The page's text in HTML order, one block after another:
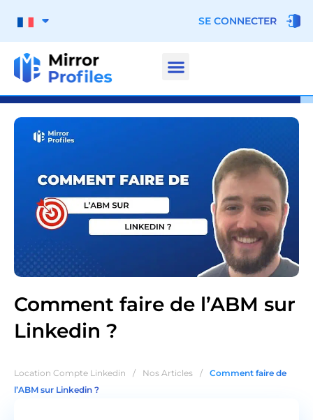
SE CONNECTER
Comment faire de l’ABM sur
Linkedin ?
Location Compte Linkedin / Nos Articles /
Comment faire de
l’ABM sur Linkedin ?